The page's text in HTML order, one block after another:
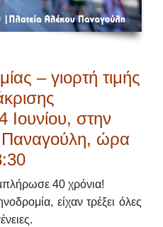
– γιορτή τιμής
Ιουνίου, στην
Παναγούλη, ώρα
40 χρόνια!
είχαν τρέξει όλες